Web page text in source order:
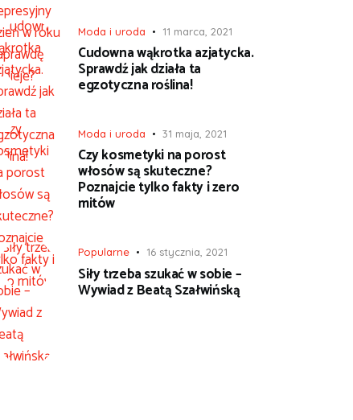
Moda i uroda 11 marca, 2021
Cudowna wąkrotka azjatycka.
Sprawdź jak działa ta
egzotyczna roślina!
Moda i uroda 31 maja, 2021
Czy kosmetyki na porost
włosów są skuteczne?
Poznajcie tylko fakty i zero
mitów
Popularne 16 stycznia, 2021
Siły trzeba szukać w sobie –
Wywiad z Beatą Szałwińską